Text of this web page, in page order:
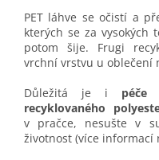
PET láhve se očistí a
kterých se za vysokých
potom šije. Frugi
vrchní vrstvu u oblečení
Důležitá je i
recyklovaného
v pračce, nesušte v
životnost (více informací